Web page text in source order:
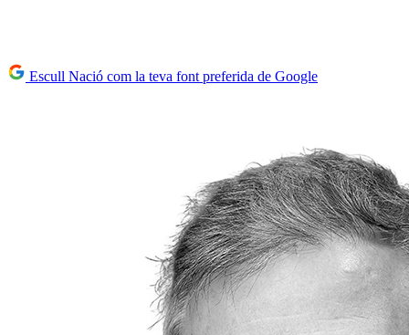
Escull Nació com la teva font preferida de Google